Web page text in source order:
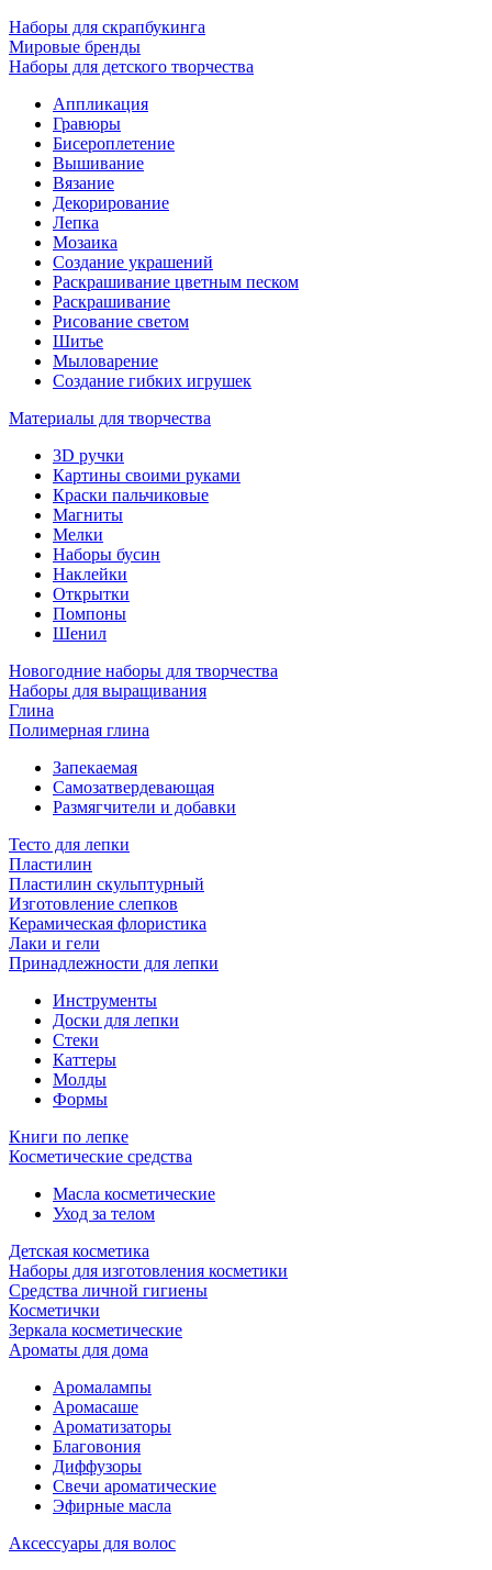
Наборы для скрапбукинга
Мировые бренды
Наборы для детского творчества
Аппликация
Гравюры
Бисероплетение
Вышивание
Вязание
Декорирование
Лепка
Мозаика
Создание украшений
Раскрашивание цветным песком
Раскрашивание
Рисование светом
Шитье
Мыловарение
Создание гибких игрушек
Материалы для творчества
3D ручки
Картины своими руками
Краски пальчиковые
Магниты
Мелки
Наборы бусин
Наклейки
Открытки
Помпоны
Шенил
Новогодние наборы для творчества
Наборы для выращивания
Глина
Полимерная глина
Запекаемая
Самозатвердевающая
Размягчители и добавки
Тесто для лепки
Пластилин
Пластилин скульптурный
Изготовление слепков
Керамическая флористика
Лаки и гели
Принадлежности для лепки
Инструменты
Доски для лепки
Стеки
Каттеры
Молды
Формы
Книги по лепке
Косметические средства
Масла косметические
Уход за телом
Детская косметика
Наборы для изготовления косметики
Средства личной гигиены
Косметички
Зеркала косметические
Ароматы для дома
Аромалампы
Аромасаше
Ароматизаторы
Благовония
Диффузоры
Свечи ароматические
Эфирные масла
Аксессуары для волос